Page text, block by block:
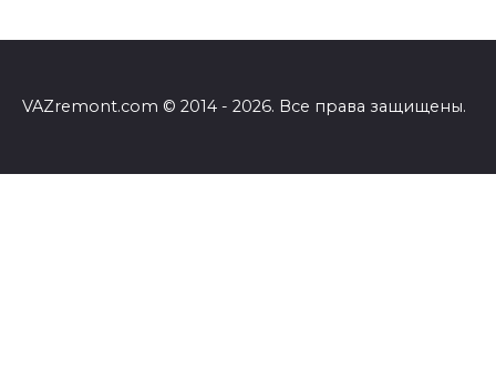
VAZremont.com © 2014 - 2026. Все права защищены.